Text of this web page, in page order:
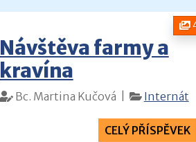
Návštěva farmy a
kravína
Bc. Martina Kučová | Internát
CELÝ PŘÍSPĚVEK